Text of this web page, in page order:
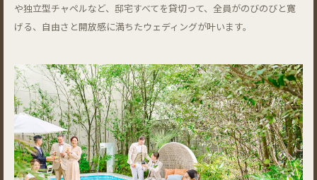
や独立型チャペルなど、邸宅すべてを貸切って、全員がのびのびと寛
げる、自由さと開放感に満ちたウェディングが叶います。